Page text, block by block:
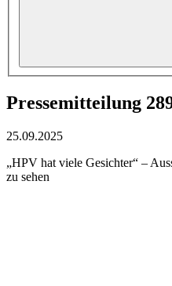
Pressemitteilung
25.09.2025
„HPV hat viele Gesichter“ –
zu sehen